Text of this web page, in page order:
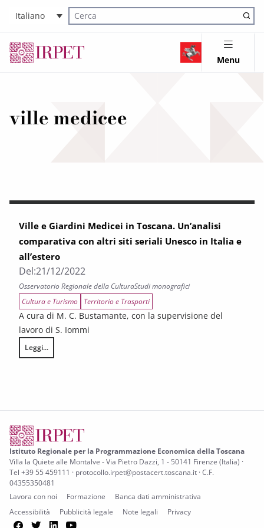
Italiano
Cerca nel sito
Menu
ville medicee
Ville e Giardini Medicei in Toscana. Un’analisi
comparativa con altri siti seriali Unesco in Italia e
all’estero
Del:21/12/2022
Osservatorio Regionale della CulturaStudi monografici
Cultura e Turismo
Territorio e Trasporti
A cura di M. C. Bustamante, con la supervisione del
lavoro di S. Iommi
Leggi...
Ville e Giardini Medicei in Toscana. Un’analisi comparativa con altri
Istituto Regionale per la Programmazione Economica della Toscana
Villa la Quiete alle Montalve - Via Pietro Dazzi, 1 - 50141 Firenze (Italia) ·
Tel +39 55 459111 · protocollo.irpet@postacert.toscana.it · C.F.
04355350481
Lavora con noi
Formazione
Banca dati amministrativa
Accessibilità
Pubblicità legale Note legali Privacy
Facebook
TwitterLinkedIn